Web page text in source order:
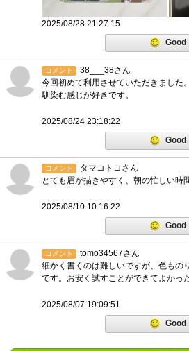
2025/08/28 21:27:15
Good
コメント
38___38さん
今回初めて利用させていただきました
馴染む感じが好きです。
2025/08/24 23:18:22
Good
コメント
タマコトコさん
とても眉が描きやすく、朝の忙しい時
2025/08/10 10:16:22
Good
コメント
tomo34567さん
細かく書くのは難しいですが、色もの
です。お安く試すことができてよかっ
2025/08/07 19:09:51
Good